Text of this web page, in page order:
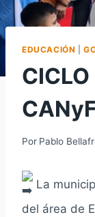
EDUCACIÓN |
Por Pablo
La
del área de